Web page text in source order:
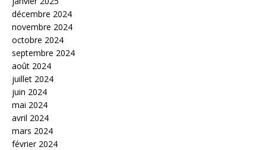
décembre 2024
novembre 2024
octobre 2024
septembre 2024
août 2024
juillet 2024
juin 2024
mai 2024
avril 2024
mars 2024
février 2024